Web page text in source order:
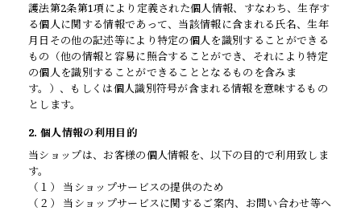
護法第2条第1項により定義された個人情報、すなわち、生存す
る個人に関する情報であって、当該情報に含まれる氏名、生年
月日その他の記述等により特定の個人を識別することができる
もの（他の情報と容易に照合することができ、それにより特定
の個人を識別することができることとなるものを含みま
す。）、もしくは個人識別符号が含まれる情報を意味するもの
とします。
2. 個人情報の利用目的
当ショップは、お客様の個人情報を、以下の目的で利用致しま
す。
（１） 当ショップサービスの提供のため
（２） 当ショップサービスに関するご案内、お問い合わせ等へ